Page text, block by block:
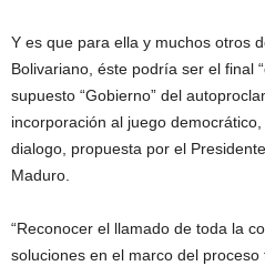
Y es que para ella y muchos otros
Bolivariano, éste podría ser el final
supuesto “Gobierno” del
incorporación al juego
dialogo, propuesta por el
Maduro.
“Reconocer el llamado de toda la
soluciones en el marco del